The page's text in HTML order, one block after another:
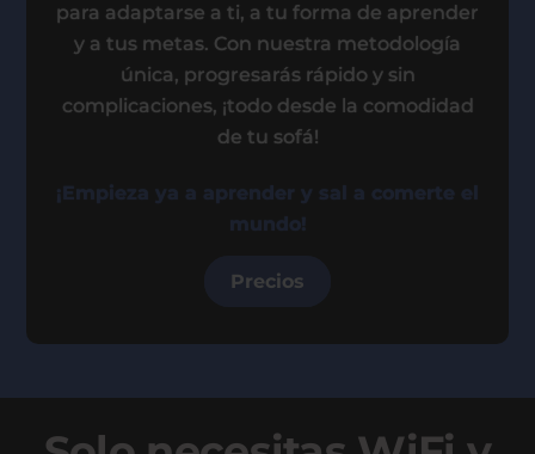
para adaptarse a ti, a tu forma de aprender
y a tus metas. Con nuestra metodología
única, progresarás rápido y sin
complicaciones, ¡todo desde la comodidad
de tu sofá!
¡Empieza ya a aprender y sal a comerte el
mundo!
Precios